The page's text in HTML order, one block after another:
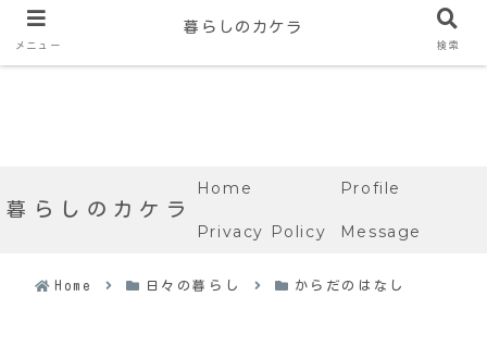
暮らしのカケラ
Home Profile
Privacy Policy Message
Home 日々の暮らし からだのはなし
メニュー
暮らしのカケラ
検索